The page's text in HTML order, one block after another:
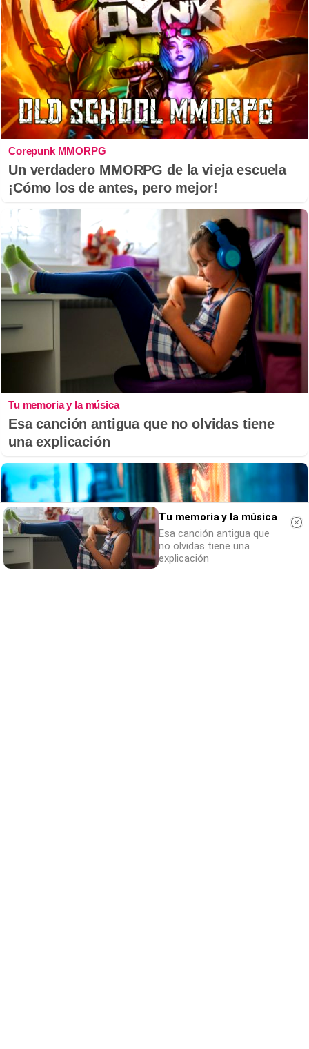
Corepunk MMORPG
Un verdadero MMORPG de la vieja escuela
¡Cómo los de antes, pero mejor!
Tu memoria y la música
Esa canción antigua que no olvidas tiene
una explicación
Tu memoria y la música
Esa canción antigua que
no olvidas tiene una
explicación